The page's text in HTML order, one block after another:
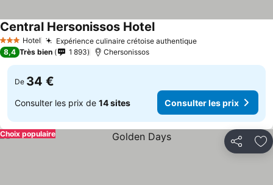
3 ÉtoilesHotel Expérience culinaire crétoise authentique
Central Hersonissos Hotel
8,4 Très bien 1 893 Chersonissos
De 34 €
Consulter les prix de 14 sites Consulter les prix
Partager
Choix populaire